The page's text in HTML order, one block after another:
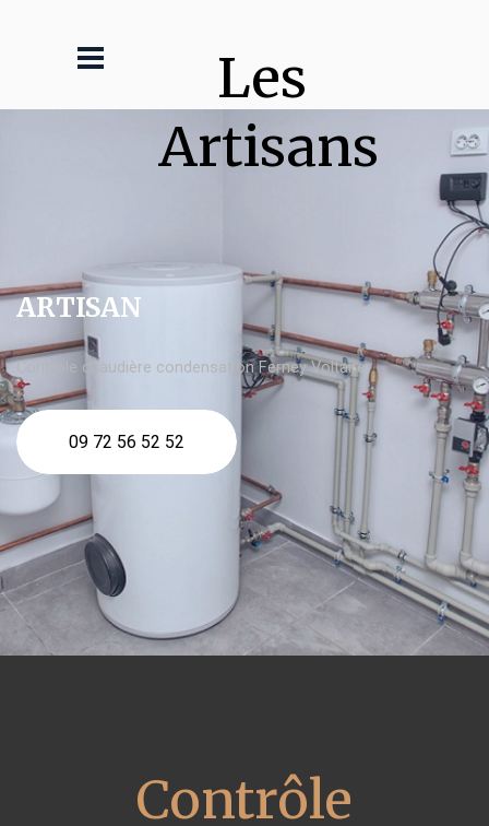
Les
Artisans
ARTISAN
Contrôle chaudière condensation Ferney Voltaire
09 72 56 52 52
Contrôle